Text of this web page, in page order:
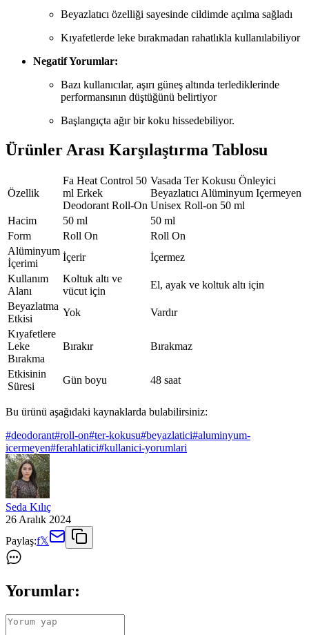
Beyazlatıcı özelliği sayesinde cildimde açılma sağladı
Kıyafetlerde leke bırakmadan rahatlıkla kullanılabiliyor
Negatif Yorumlar:
Bazı kullanıcılar, aşırı güneş altında terlediklerinde
performansının düştüğünü belirtiyor
Başlangıçta ağır bir koku hissedebiliyor.
Ürünler Arası Karşılaştırma Tablosu
Özellik
Fa Heat Control 50
ml Erkek
Deodorant Roll-On
Vasada Ter Kokusu Önleyici
Beyazlatıcı Alüminyum Içermeyen
Unisex Roll-on 50 ml
Hacim
50 ml
50 ml
Form
Roll On
Roll On
Alüminyum
İçerimi
İçerir
İçermez
Kullanım
Alanı
Koltuk altı ve
vücut için
El, ayak ve koltuk altı için
Beyazlatma
Etkisi
Yok
Vardır
Kıyafetlere
Leke
Bırakma
Bırakır Bırakmaz
Etkisinin
Süresi
Gün boyu 48 saat
Bu ürünü aşağıdaki kaynaklarda bulabilirsiniz:
#deodorant#roll-on#ter-kokusu#beyazlatici#aluminyum-
icermeyen#ferahlatici#kullanici-yorumlari
Seda Kılıç
26 Aralık 2024
Paylaş:f𝕏
Yorumlar: